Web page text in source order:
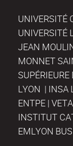
UNIVERSITÉ
UNIVERSITÉ
JEAN
MONNET
SUPÉRIEURE
LYON | INSA
ENTPE |
INSTITUT
EMLYON